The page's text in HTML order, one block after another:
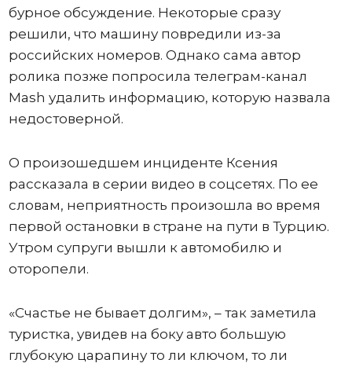
бурное обсуждение. Некоторые сразу
решили, что машину повредили из-за
российских номеров. Однако сама автор
ролика позже попросила телеграм-канал
Mash удалить информацию, которую назвала
недостоверной.
О произошедшем инциденте Ксения
рассказала в серии видео в соцсетях. По ее
словам, неприятность произошла во время
первой остановки в стране на пути в Турцию.
Утром супруги вышли к автомобилю и
оторопели.
«Счастье не бывает долгим», – так заметила
туристка, увидев на боку авто большую
глубокую царапину то ли ключом, то ли